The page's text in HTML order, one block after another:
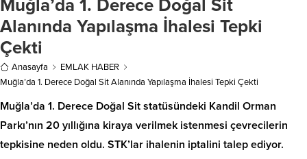
Muğla’da 1. Derece Doğal Sit
Alanında Yapılaşma İhalesi Tepki
Çekti
Anasayfa
EMLAK HABER
Muğla’da 1. Derece Doğal Sit Alanında Yapılaşma İhalesi Tepki Çekti
Muğla’da 1. Derece Doğal Sit statüsündeki Kandil Orman
Parkı’nın 20 yıllığına kiraya verilmek istenmesi çevrecilerin
tepkisine neden oldu. STK’lar ihalenin iptalini talep ediyor.